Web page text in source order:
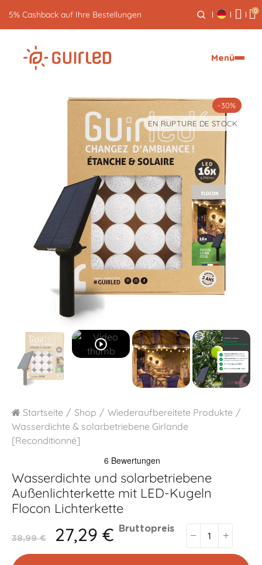
5% Cashback auf Ihre Bestellungen 0
Menü
-30%
EN RUPTURE DE STOCK
play_circle_outline
Startseite Shop
Wiederaufbereitete Produkte
Wasserdichte & solarbetriebene Girlande
[Reconditionné]
Wasserdichte und solarbetriebene
Außenlichterkette mit LED-Kugeln
Flocon Lichterkette
38,99 € 27,29 € Bruttopreis